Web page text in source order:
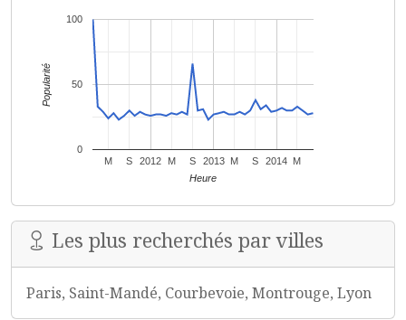
2012 2013 2014
M S M S M S M
0
50
100
Heure
Popularité
Les plus recherchés par villes
Paris, Saint-Mandé, Courbevoie, Montrouge, Lyon